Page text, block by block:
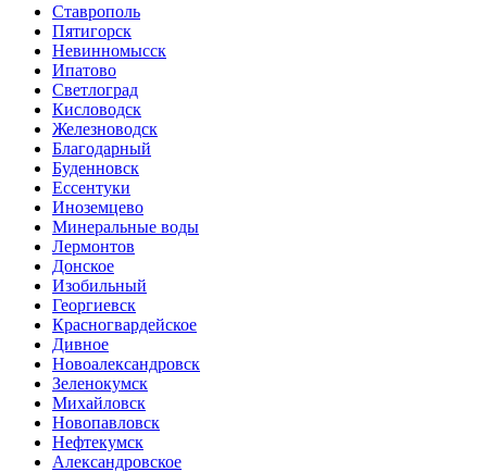
Ставрополь
Пятигорск
Невинномысск
Ипатово
Светлоград
Кисловодск
Железноводск
Благодарный
Буденновск
Ессентуки
Иноземцево
Минеральные воды
Лермонтов
Донское
Изобильный
Георгиевск
Красногвардейское
Дивное
Новоалександровск
Зеленокумск
Михайловск
Новопавловск
Нефтекумск
Александровское